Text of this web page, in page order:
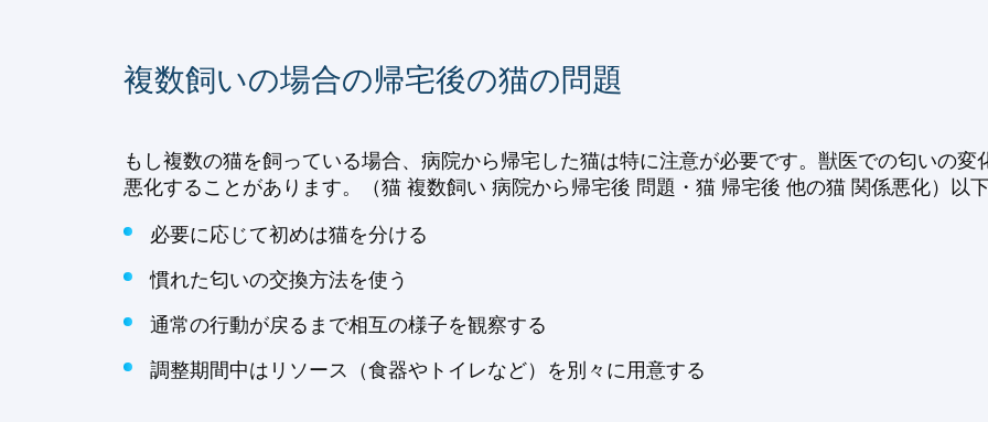
複数飼いの場合の帰宅後の猫の問題
もし複数の猫を飼っている場合、病院から帰宅した猫は特に注意が必要です。獣医での匂いの
悪化することがあります。（猫 複数飼い 病院から帰宅後 問題・猫 帰宅後 他の猫 関係悪化）以
必要に応じて初めは猫を分ける
慣れた匂いの交換方法を使う
通常の行動が戻るまで相互の様子を観察する
調整期間中はリソース（食器やトイレなど）を別々に用意する